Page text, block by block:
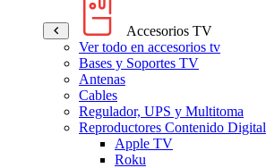
Accesorios TV
Ver todo en accesorios tv
Bases y Soportes TV
Antenas
Cables
Regulador, UPS y Multitoma
Reproductores Contenido Digital
Apple TV
Roku